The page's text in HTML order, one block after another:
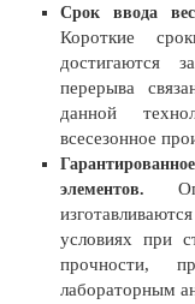
Срок ввода
Короткие
достигаются
перерыва
данной
всесезонное
элементов.
условиях при
прочности,
лабораторным